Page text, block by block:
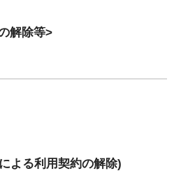
解除等>
る利用契約の解除)